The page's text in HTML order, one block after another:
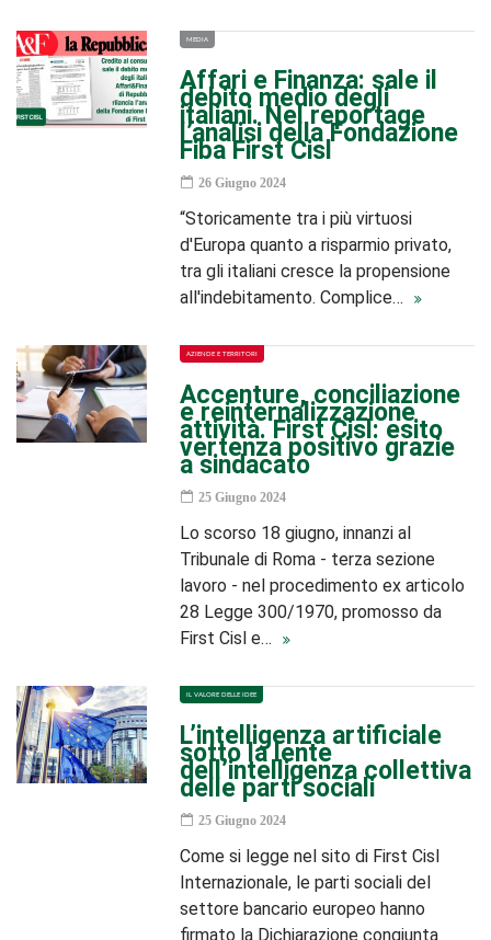
MEDIA
Affari e Finanza: sale il
debito medio degli
italiani. Nel reportage
l’analisi della Fondazione
Fiba First Cisl
26 Giugno 2024
“Storicamente tra i più virtuosi
d'Europa quanto a risparmio privato,
tra gli italiani cresce la propensione
all'indebitamento. Complice…
AZIENDE E TERRITORI
Accenture, conciliazione
e reinternalizzazione
attività. First Cisl: esito
vertenza positivo grazie
a sindacato
25 Giugno 2024
Lo scorso 18 giugno, innanzi al
Tribunale di Roma - terza sezione
lavoro - nel procedimento ex articolo
28 Legge 300/1970, promosso da
First Cisl e…
IL VALORE DELLE IDEE
L’intelligenza artificiale
sotto la lente
dell’intelligenza collettiva
delle parti sociali
25 Giugno 2024
Come si legge nel sito di First Cisl
Internazionale, le parti sociali del
settore bancario europeo hanno
firmato la Dichiarazione congiunta